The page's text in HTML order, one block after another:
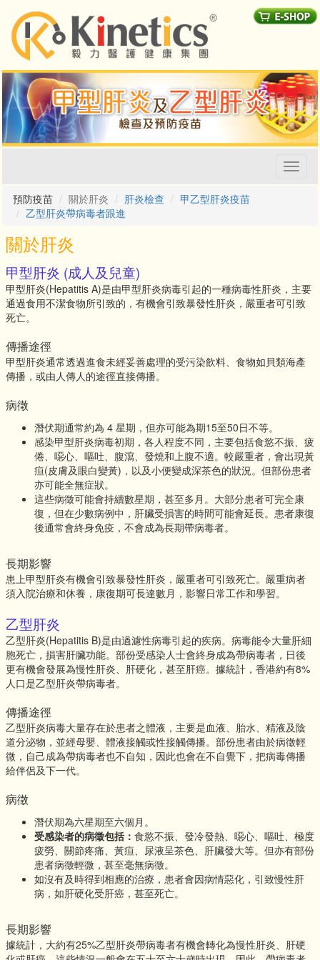
預防疫苗
關於肝炎 肝炎檢查
甲乙型肝炎疫苗
乙型肝炎帶病毒者跟進
關於肝炎
甲型肝炎 (成人及兒童)
甲型肝炎(Hepatitis A)是由甲型肝炎病毒引起的一種病毒性肝炎，主要
通過食用不潔食物所引致的，有機會引致暴發性肝炎，嚴重者可引致
死亡。
傳播途徑
甲型肝炎通常透過進食未經妥善處理的受污染飲料、食物如貝類海產
傳播，或由人傳人的途徑直接傳播。
病徵
潛伏期通常約為 4 星期，但亦可能為期15至50日不等。
感染甲型肝炎病毒初期，各人程度不同，主要包括食慾不振、疲
倦、噁心、嘔吐、腹瀉、發燒和上腹不適。較嚴重者，會出現黃
疸(皮膚及眼白變黃)，以及小便變成深茶色的狀況。但部份患者
亦可能全無症狀。
這些病徵可能會持續數星期，甚至多月。大部分患者可完全康
復，但在少數病例中，肝臟受損害的時間可能會延長。患者康復
後通常會終身免疫，不會成為長期帶病毒者。
長期影響
患上甲型肝炎有機會引致暴發性肝炎，嚴重者可引致死亡。嚴重病者
須入院治療和休養，康復期可長達數月，影響日常工作和學習。
乙型肝炎
乙型肝炎(Hepatitis B)是由過濾性病毒引起的疾病。病毒能令大量肝細
胞死亡，損害肝臟功能。部份受感染人士會終身成為帶病毒者，日後
更有機會發展為慢性肝炎、肝硬化，甚至肝癌。據統計，香港約有8%
人口是乙型肝炎帶病毒者。
傳播途徑
乙型肝炎病毒大量存在於患者之體液，主要是血液、胎水、精液及陰
道分泌物，並經母嬰、體液接觸或性接觸傳播。部份患者由於病徵輕
微，自己成為帶病毒者也不自知，因此也會在不自覺下，把病毒傳播
給伴侶及下一代。
病徵
潛伏期為六星期至六個月。
受感染者的病徵包括： 食慾不振、發冷發熱、噁心、嘔吐、極度
疲勞、關節疼痛、黃疸、尿液呈茶色、肝臟發大等。但亦有部份
患者病徵輕微，甚至毫無病徵。
如沒有及時得到相應的治療，患者會因病情惡化，引致慢性肝
病，如肝硬化受肝癌，甚至死亡。
長期影響
據統計，大約有25%乙型肝炎帶病毒者有機會轉化為慢性肝炎、肝硬